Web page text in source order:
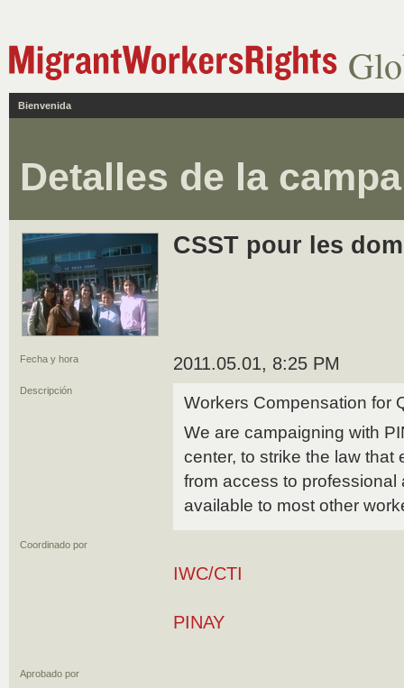
Bienvenida
Detalles de la
CSST pour les
Fecha y hora 2011.05.01, 8:25 PM
Descripción
Workers Compensation for
We are campaigning with
center, to strike the law
from access to professional
available to most other
Coordinado por
IWC/CTI
PINAY
Aprobado por